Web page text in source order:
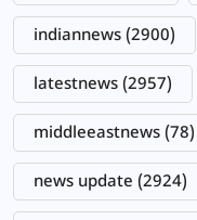
indiannews (2900)
latestnews (2957)
middleeastnews (78)
news update (2924)